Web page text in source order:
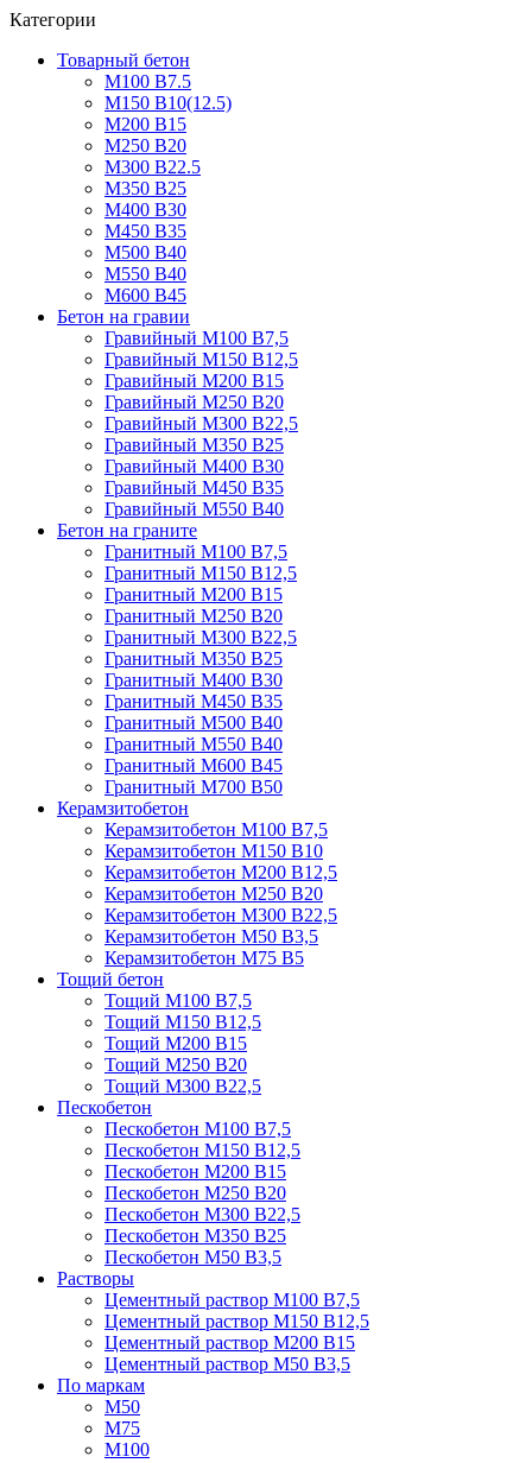
Категории
Товарный бетон
М100 В7.5
М150 В10(12.5)
М200 В15
М250 В20
М300 В22.5
М350 В25
М400 В30
М450 В35
М500 В40
М550 В40
М600 В45
Бетон на гравии
Гравийный М100 В7,5
Гравийный М150 В12,5
Гравийный М200 В15
Гравийный М250 В20
Гравийный М300 В22,5
Гравийный М350 В25
Гравийный М400 В30
Гравийный М450 В35
Гравийный М550 В40
Бетон на граните
Гранитный М100 В7,5
Гранитный М150 В12,5
Гранитный М200 В15
Гранитный М250 В20
Гранитный М300 В22,5
Гранитный М350 В25
Гранитный М400 В30
Гранитный М450 В35
Гранитный М500 В40
Гранитный М550 В40
Гранитный М600 В45
Гранитный М700 В50
Керамзитобетон
Керамзитобетон М100 В7,5
Керамзитобетон М150 В10
Керамзитобетон М200 В12,5
Керамзитобетон М250 В20
Керамзитобетон М300 В22,5
Керамзитобетон М50 В3,5
Керамзитобетон М75 В5
Тощий бетон
Тощий М100 В7,5
Тощий М150 В12,5
Тощий М200 В15
Тощий М250 В20
Тощий М300 В22,5
Пескобетон
Пескобетон М100 В7,5
Пескобетон М150 В12,5
Пескобетон М200 В15
Пескобетон М250 В20
Пескобетон М300 В22,5
Пескобетон М350 В25
Пескобетон М50 В3,5
Растворы
Цементный раствор М100 В7,5
Цементный раствор М150 В12,5
Цементный раствор М200 В15
Цементный раствор М50 В3,5
По маркам
М50
М75
М100